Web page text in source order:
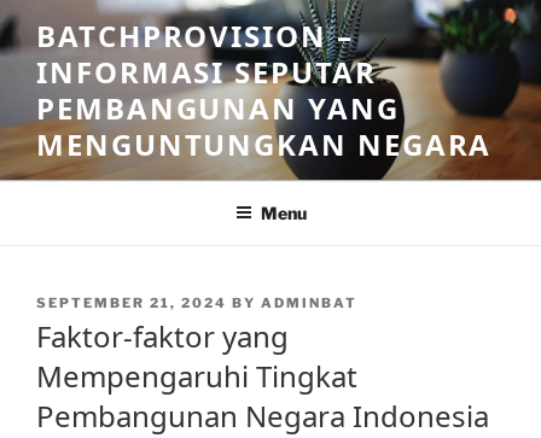
Skip
to
content
BATCHPROVISION –
INFORMASI SEPUTAR
PEMBANGUNAN YANG
MENGUNTUNGKAN NEGARA
Menu
POSTED
SEPTEMBER 21, 2024 BY ADMINBAT
Faktor-faktor yang
Mempengaruhi Tingkat
Pembangunan Negara Indonesia